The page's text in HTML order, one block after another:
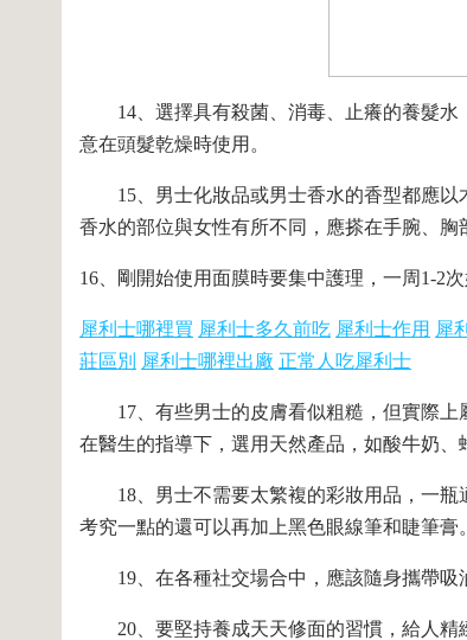
14、選擇具有殺菌、消毒、止癢的養髮水
意在頭髮乾燥時使用。
15、男士化妝品或男士香水的香型都應以
香水的部位與女性有所不同，應搽在手腕、胸
16、剛開始使用面膜時要集中護理，一周1-2
犀利士哪裡買 犀利士多久前吃 犀利士作用 犀
莊區別 犀利士哪裡出廠 正常人吃犀利士
17、有些男士的皮膚看似粗糙，但實際上
在醫生的指導下，選用天然產品，如酸牛奶、
18、男士不需要太繁複的彩妝用品，一瓶
考究一點的還可以再加上黑色眼線筆和睫筆膏。
19、在各種社交場合中，應該隨身攜帶吸
20、要堅持養成天天修面的習慣，給人精